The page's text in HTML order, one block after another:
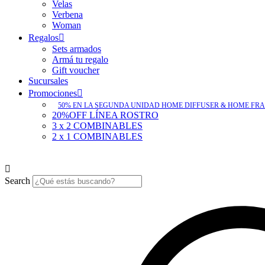
Velas
Verbena
Woman
Regalos
Sets armados
Armá tu regalo
Gift voucher
Sucursales
Promociones
50% EN LA SEGUNDA UNIDAD HOME DIFFUSER & HOME
20%OFF LÍNEA ROSTRO
3 x 2 COMBINABLES
2 x 1 COMBINABLES
Search